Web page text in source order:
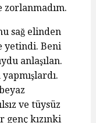
sağ elinden
yetindi. Beni
anlaşılan.
ve tüysüz
genç kızınki